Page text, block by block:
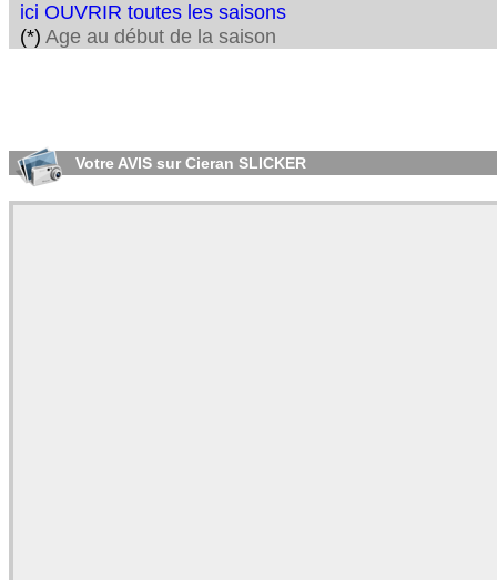
ici OUVRIR toutes les saisons
(*) Age au début de la saison
Votre AVIS sur Cieran SLICKER